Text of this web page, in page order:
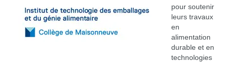
pour soutenir
leurs travaux
en
alimentation
durable et en
technologies